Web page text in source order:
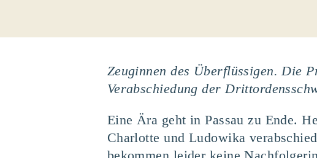
Zeuginnen des Überflüssigen. Die
Verabschiedung der
Eine Ära geht in Passau zu Ende.
Charlotte und Ludowika